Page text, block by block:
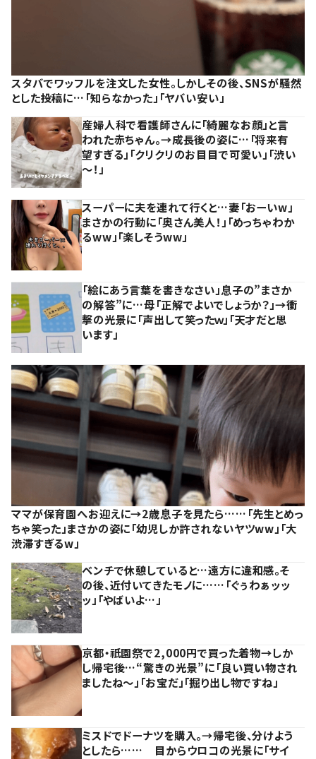
スタバでワッフルを注文した女性。しかしその後、SNSが騒然
とした投稿に…「知らなかった」「ヤバい安い」
産婦人科で看護師さんに「綺麗なお顔」と言
われた赤ちゃん。→成長後の姿に…「将来有
望すぎる」「クリクリのお目目で可愛い」「渋い
～！」
スーパーに夫を連れて行くと…妻「おーいw」
まさかの行動に「奥さん美人！」「めっちゃわか
るww」「楽しそうww」
「絵にあう言葉を書きなさい」息子の”まさか
の解答”に…母「正解でよいでしょうか？」→衝
撃の光景に「声出して笑ったｗ」「天才だと思
います」
ママが保育園へお迎えに→2歳息子を見たら……「先生とめっ
ちゃ笑った」まさかの姿に「幼児しか許されないヤツww」「大
渋滞すぎるw」
ベンチで休憩していると…遠方に違和感。そ
の後、近付いてきたモノに……「ぐぅわぁッッ
ッ」「やばいよ…」
京都・祇園祭で2,000円で買った着物→しか
し帰宅後…“驚きの光景”に「良い買い物され
ましたね～」「お宝だ」「掘り出し物ですね」
ミスドでドーナツを購入。→帰宅後、分けよう
としたら…… 目からウロコの光景に「サイ